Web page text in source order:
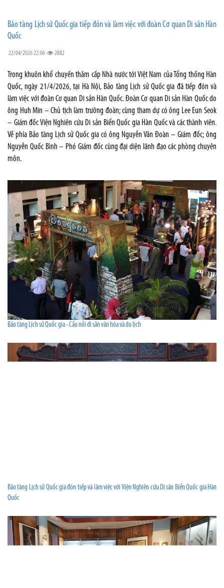
Bảo tàng Lịch sử Quốc gia tiếp đón và làm việc với đoàn Cơ quan Di sản Hàn
Quốc
22/04/2026 22:06 2882
Trong khuôn khổ chuyến thăm cấp Nhà nước tới Việt Nam của Tổng thống Hàn
Quốc, ngày 21/4/2026, tại Hà Nội, Bảo tàng Lịch sử Quốc gia đã tiếp đón và
làm việc với đoàn Cơ quan Di sản Hàn Quốc. Đoàn Cơ quan Di sản Hàn Quốc do
ông Huh Min – Chủ tịch làm trưởng đoàn; cùng tham dự có ông Lee Eun Seok
– Giám đốc Viện Nghiên cứu Di sản Biển Quốc gia Hàn Quốc và các thành viên.
Về phía Bảo tàng Lịch sử Quốc gia có ông Nguyễn Văn Đoàn – Giám đốc; ông
Nguyễn Quốc Bình – Phó Giám đốc cùng đại diện lãnh đạo các phòng chuyên
môn.
Bảo tàng Lịch sử Quốc gia - Cầu nối di sản văn hóa và du lịch
Bảo tàng Lịch sử Quốc gia đón tiếp và làm việc với Viện Nghiên cứu Di sản Biển Quốc gia Hàn
Quốc